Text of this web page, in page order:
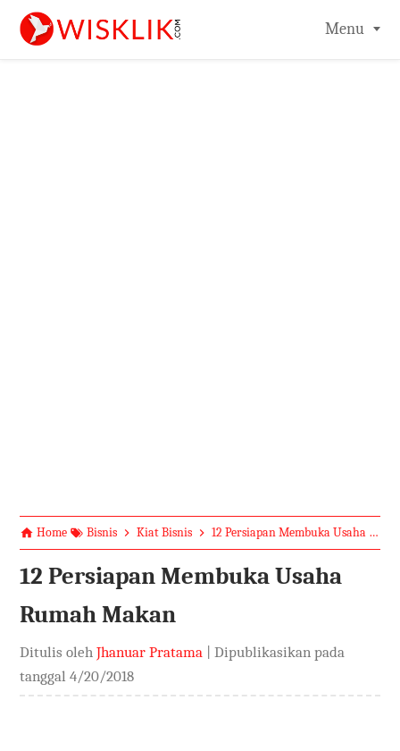
Menu
Home Bisnis Kiat Bisnis 12 Persiapan Membuka Usaha Rumah Makan
12 Persiapan Membuka Usaha
Rumah Makan
Ditulis olehJhanuar Pratama
| Dipublikasikan pada
tanggal4/20/2018